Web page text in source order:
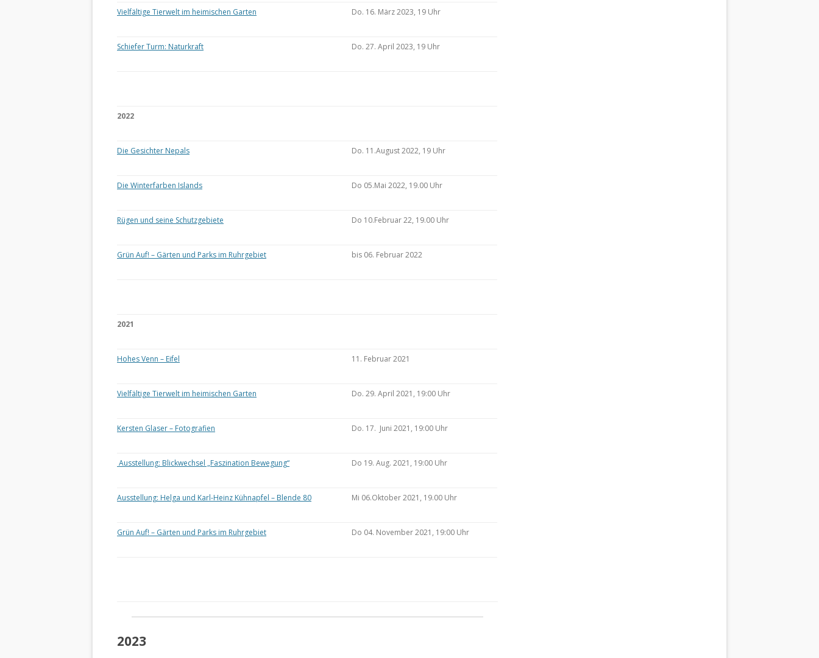
Vielfältige Tierwelt im heimischen Garten Do. 16. März 2023, 19 Uhr
Schiefer Turm: Naturkraft Do. 27. April 2023, 19 Uhr
2022
Die Gesichter Nepals Do. 11.August 2022, 19 Uhr
Die Winterfarben Islands Do 05.Mai 2022, 19.00 Uhr
Rügen und seine Schutzgebiete Do 10.Februar 22, 19.00 Uhr
Grün Auf! – Gärten und Parks im Ruhrgebiet bis 06. Februar 2022
2021
Hohes Venn – Eifel 11. Februar 2021
Vielfältige Tierwelt im heimischen Garten Do. 29. April 2021, 19:00 Uhr
Kersten Glaser – Fotografien Do. 17. Juni 2021, 19:00 Uhr
Ausstellung: Blickwechsel „Faszination Bewegung“ Do 19. Aug. 2021, 19:00 Uhr
Ausstellung: Helga und Karl-Heinz Kühnapfel – Blende 80 Mi 06.Oktober 2021, 19.00 Uhr
Grün Auf! – Gärten und Parks im Ruhrgebiet Do 04. November 2021, 19:00 Uhr
2023